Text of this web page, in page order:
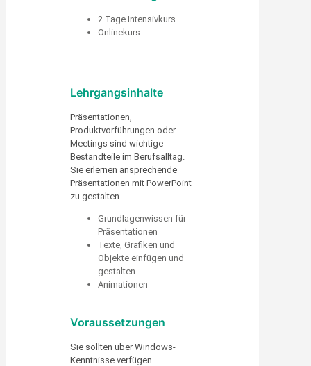
2 Tage Intensivkurs
Onlinekurs
Lehrgangsinhalte
Präsentationen,
Produktvorführungen oder
Meetings sind wichtige
Bestandteile im Berufsalltag.
Sie erlernen ansprechende
Präsentationen mit PowerPoint
zu gestalten.
Grundlagenwissen für
Präsentationen
Texte, Grafiken und
Objekte einfügen und
gestalten
Animationen
Voraussetzungen
Sie sollten über Windows-
Kenntnisse verfügen.